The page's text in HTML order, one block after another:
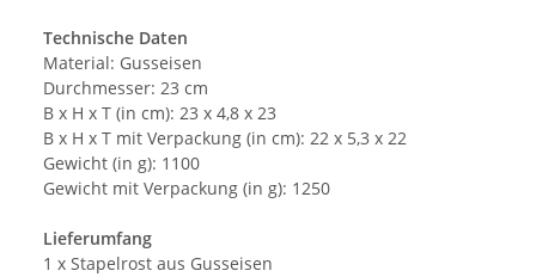
Technische Daten
Material: Gusseisen
Durchmesser: 23 cm
B x H x T (in cm): 23 x 4,8 x 23
B x H x T mit Verpackung (in cm): 22 x 5,3 x 22
Gewicht (in g): 1100
Gewicht mit Verpackung (in g): 1250
Lieferumfang
1 x Stapelrost aus Gusseisen